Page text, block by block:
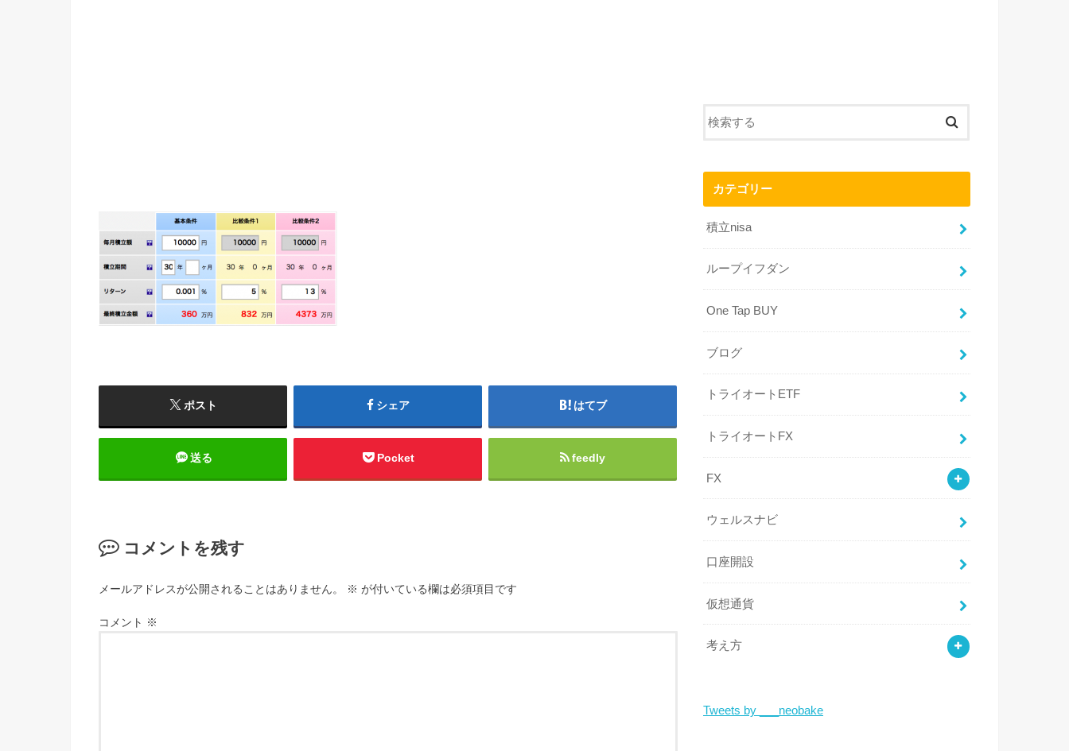
ポスト シェア はてブ
送る Pocket feedly
コメントを残す
メールアドレスが公開されることはありません。 ※ が付いている欄は必須項目です
コメント ※
カテゴリー
積立nisa
ループイフダン
One Tap BUY
ブログ
トライオートETF
トライオートFX
FX
ウェルスナビ
口座開設
仮想通貨
考え方
Tweets by ___neobake